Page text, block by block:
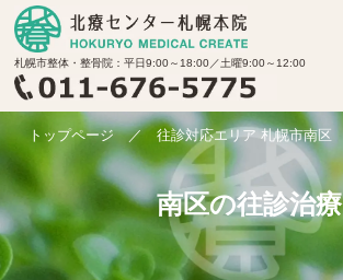
札幌市整体・整骨院：平日9:00～18:00／土曜9:00～12:00
トップページ ／ 往診対応エリア 札幌市南区
南区の往診治療